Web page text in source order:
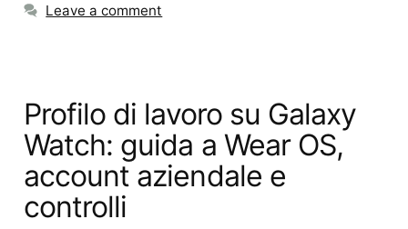
Leave a comment
Profilo di lavoro su Galaxy
Watch: guida a Wear OS,
account aziendale e
controlli